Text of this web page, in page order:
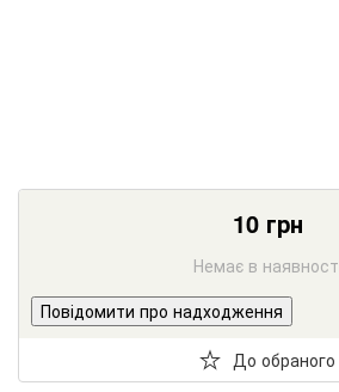
10грн
Немає в
Повідомити про надходження
До обраного